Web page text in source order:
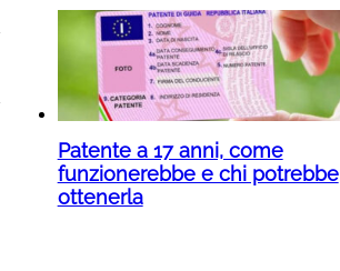
Patente a 17 anni, come
funzionerebbe e chi potrebbe
ottenerla